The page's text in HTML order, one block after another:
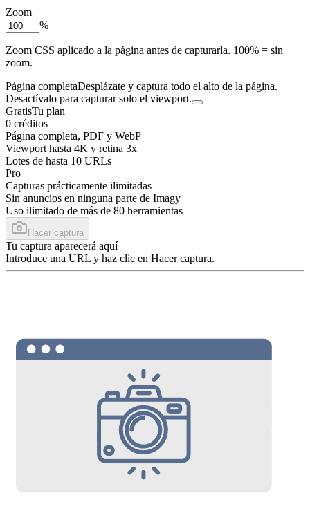
Zoom
%
Zoom CSS aplicado a la página antes de capturarla. 100% = sin
zoom.
Página completaDesplázate y captura todo el alto de la página.
Desactívalo para capturar solo el viewport.
GratisTu plan
0 créditos
Página completa, PDF y WebP
Viewport hasta 4K y retina 3x
Lotes de hasta 10 URLs
Pro
Capturas prácticamente ilimitadas
Sin anuncios en ninguna parte de Imagy
Uso ilimitado de más de 80 herramientas
Hacer captura
Tu captura aparecerá aquí
Introduce una URL y haz clic en Hacer captura.